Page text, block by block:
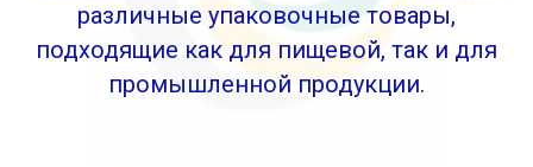
различные упаковочные товары,
подходящие как для пищевой, так и для
промышленной продукции.